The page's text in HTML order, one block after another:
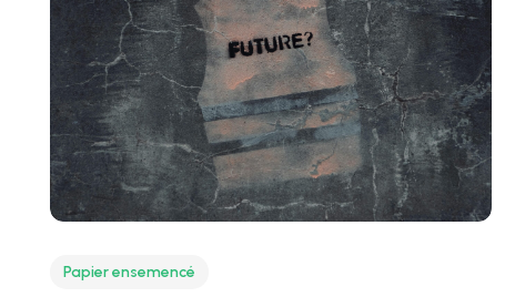
Papier ensemencé